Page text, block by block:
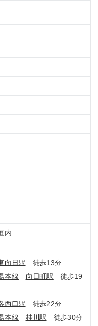
内
向日駅 徒歩13分
本線
向日町駅
徒歩19
西口駅 徒歩22分
本線
桂川駅 徒歩30分